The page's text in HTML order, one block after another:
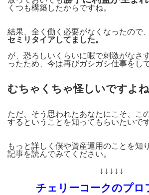
くつも構築したからですね。
結果、全く働く必要がなくなったので、
セミリタイアしてました。
が、恐ろしいくらいに暇で刺激がなさ
ったため、今は再びガシガシ仕事をし
むちゃくちゃ怪しいですよね
ただ、そう思われたあなたにこそ、こ
するということを知ってもらいたいです
もっと詳しく僕や資産運用のことを知
記事を読んでみてください。
↓↓↓↓↓
チェリーコークのプロ